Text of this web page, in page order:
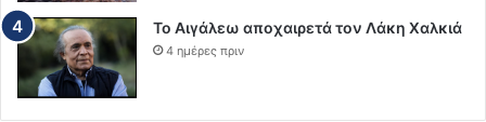
Το Αιγάλεω αποχαιρετά τον Λάκη Χαλκιά
4 ημέρες πριν